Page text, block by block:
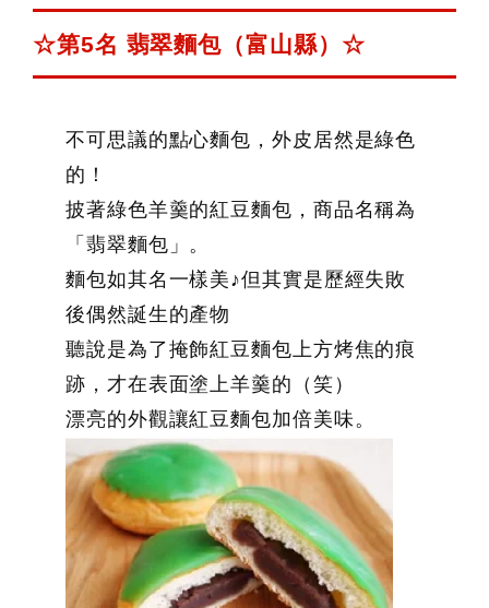
☆第5名 翡翠麵包（富山縣）☆
不可思議的點心麵包，外皮居然是綠色
的！
披著綠色羊羹的紅豆麵包，商品名稱為
「翡翠麵包」。
麵包如其名一樣美♪但其實是歷經失敗
後偶然誕生的產物
聽說是為了掩飾紅豆麵包上方烤焦的痕
跡，才在表面塗上羊羹的（笑）
漂亮的外觀讓紅豆麵包加倍美味。